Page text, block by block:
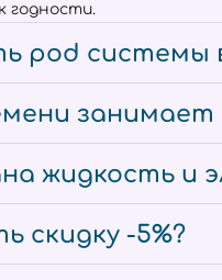
годности.
pod системы
жидкость и
скидку -5%?